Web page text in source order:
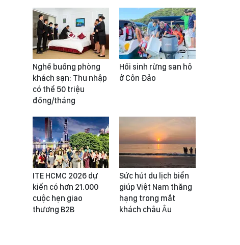
Nghề buồng phòng
khách sạn: Thu nhập
có thể 50 triệu
đồng/tháng
Hồi sinh rừng san hô
ở Côn Đảo
ITE HCMC 2026 dự
kiến có hơn 21.000
cuộc hẹn giao
thương B2B
Sức hút du lịch biển
giúp Việt Nam thăng
hạng trong mắt
khách châu Âu